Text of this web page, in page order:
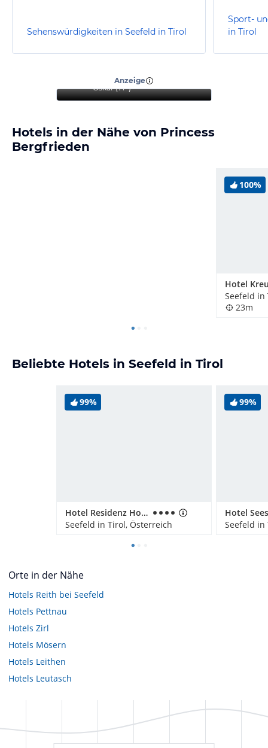
Sehenswürdigkeiten in Seefeld in Tirol
Sport-
in Tirol
Anzeige
Oskar(71+)
Hotels in der Nähe von Princess
Bergfrieden
100%
Hotel
Seefeld in
23m
Beliebte Hotels in Seefeld in Tirol
99%
Hotel Residenz Hochland
Seefeld in Tirol, Österreich
99%
Seefeld in
Orte in der Nähe
Hotels Reith bei Seefeld
Hotels Pettnau
Hotels Zirl
Hotels Mösern
Hotels Leithen
Hotels Leutasch